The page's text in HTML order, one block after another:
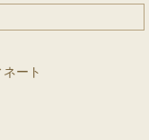
ート